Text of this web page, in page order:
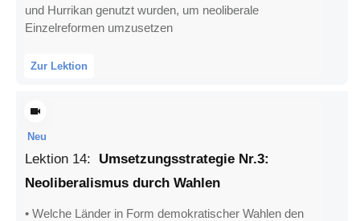
und Hurrikan genutzt wurden, um neoliberale
Einzelreformen umzusetzen
Zur Lektion
Neu
Lektion 14: Umsetzungsstrategie Nr.3:
Neoliberalismus durch Wahlen
• Welche Länder in Form demokratischer Wahlen den